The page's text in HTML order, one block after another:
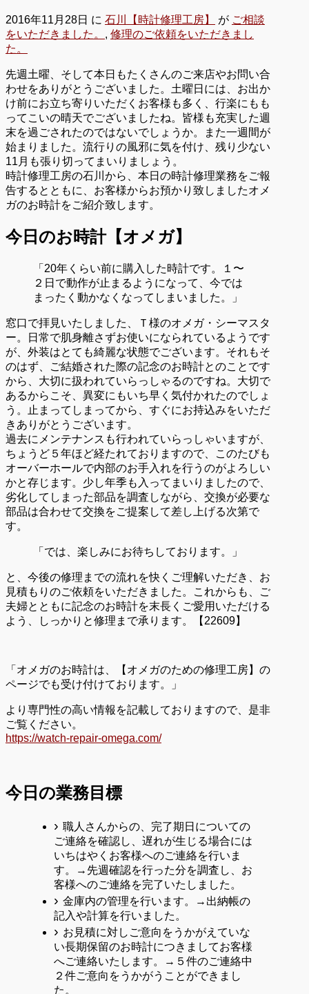
2016年11月28日 に 石川【時計修理工房】 が ご相談
をいただきました。 , 修理のご依頼をいただきまし
た。
先週土曜、そして本日もたくさんのご来店やお問い合
わせをありがとうございました。土曜日には、お出か
け前にお立ち寄りいただくお客様も多く、行楽にもも
ってこいの晴天でございましたね。皆様も充実した週
末を過ごされたのではないでしょうか。また一週間が
始まりました。流行りの風邪に気を付け、残り少ない
11月も張り切ってまいりましょう。
時計修理工房の石川から、本日の時計修理業務をご報
告するとともに、お客様からお預かり致しましたオメ
ガのお時計をご紹介致します。
今日のお時計【オメガ】
「20年くらい前に購入した時計です。１〜
２日で動作が止まるようになって、今では
まったく動かなくなってしまいました。」
窓口で拝見いたしました、Ｔ様のオメガ・シーマスタ
ー。日常で肌身離さずお使いになられているようです
が、外装はとても綺麗な状態でございます。それもそ
のはず、ご結婚された際の記念のお時計とのことです
から、大切に扱われていらっしゃるのですね。大切で
あるからこそ、異変にもいち早く気付かれたのでしょ
う。止まってしまってから、すぐにお持込みをいただ
きありがとうございます。
過去にメンテナンスも行われていらっしゃいますが、
ちょうど５年ほど経たれておりますので、このたびも
オーバーホールで内部のお手入れを行うのがよろしい
かと存じます。少し年季も入ってまいりましたので、
劣化してしまった部品を調査しながら、交換が必要な
部品は合わせて交換をご提案して差し上げる次第で
す。
「では、楽しみにお待ちしております。」
と、今後の修理までの流れを快くご理解いただき、お
見積もりのご依頼をいただきました。これからも、ご
夫婦とともに記念のお時計を末長くご愛用いただける
よう、しっかりと修理まで承ります。【22609】
「オメガのお時計は、【オメガのための修理工房】の
ページでも受け付けております。」
より専門性の高い情報を記載しておりますので、是非
ご覧ください。
https://watch-repair-omega.com/
今日の業務目標
職人さんからの、完了期日についての
ご連絡を確認し、遅れが生じる場合には
いちはやくお客様へのご連絡を行いま
す。→先週確認を行った分を調査し、お
客様へのご連絡を完了いたしました。
金庫内の管理を行います。→出納帳の
記入や計算を行いました。
お見積に対しご意向をうかがえていな
い長期保留のお時計につきましてお客様
へご連絡いたします。→５件のご連絡中
２件ご意向をうかがうことができまし
た。